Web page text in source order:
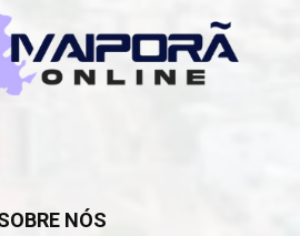
NÓS